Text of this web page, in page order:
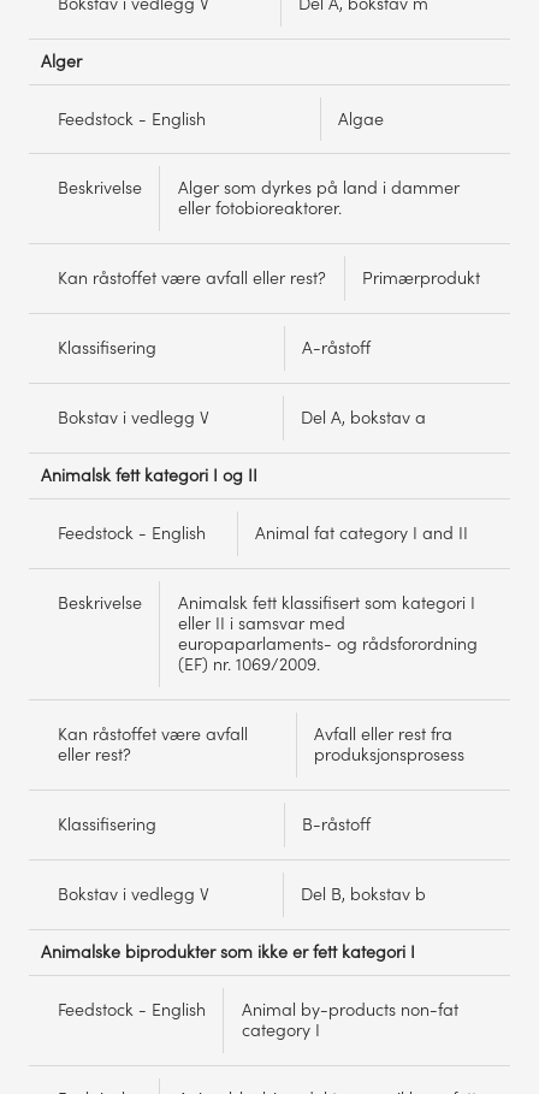
Alger
Feedstock - English Algae
Beskrivelse
Alger som dyrkes på land i dammer
eller fotobioreaktorer.
Kan råstoffet være avfall eller rest? Primærprodukt
Klassifisering A-råstoff
Bokstav i vedlegg V Del A, bokstav a
Animalsk fett kategori I og II
Feedstock - English Animal fat category I and II
Beskrivelse
Animalsk fett klassifisert som kategori I
eller II i samsvar med
europaparlaments- og rådsforordning
(EF) nr. 1069/2009.
Kan råstoffet være avfall
eller rest?
Avfall eller rest fra
produksjonsprosess
Klassifisering B-råstoff
Bokstav i vedlegg V Del B, bokstav b
Animalske biprodukter som ikke er fett kategori I
Feedstock - English
Animal by-products non-fat
category I